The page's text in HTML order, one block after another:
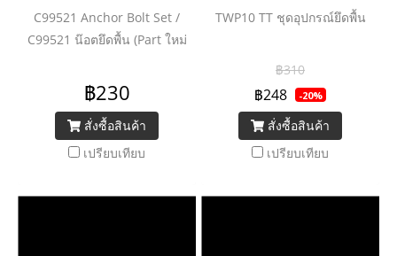
C99521 Anchor Bolt Set /
C99521 น๊อตยึดพื้น (Part ใหม่
฿230
สั่งซื้อสินค้า
เปรียบเทียบ
TWP10 TT ชุดอุปกรณ์ยึดพื้น
฿310
฿248 -20%
สั่งซื้อสินค้า
เปรียบเทียบ